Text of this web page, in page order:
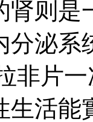
肾则是
分泌系
非片
生活能